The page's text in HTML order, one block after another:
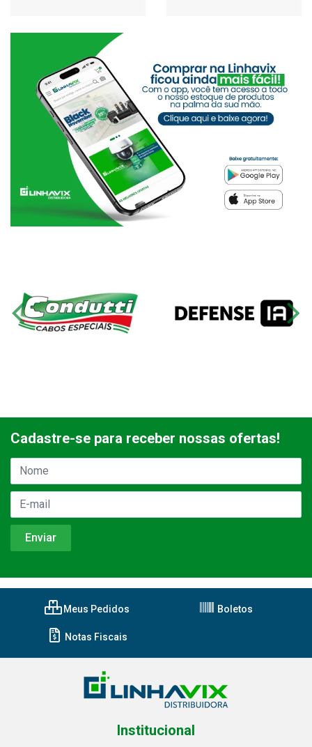
Cadastre-se para receber nossas ofertas!
Meus Pedidos Boletos
Notas Fiscais
Institucional